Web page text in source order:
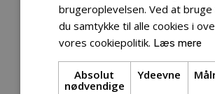
Tilbehør Havetraktor
Tilbehør
Tilbehør Motorsav
Tilbehør Kæder
Tilbehør Sværd
brugeroplevelsen. Ved at
du samtykke til alle cookies i
vores cookiepolitik. Læs mere
Absolut
nødvendige
Ydeevne